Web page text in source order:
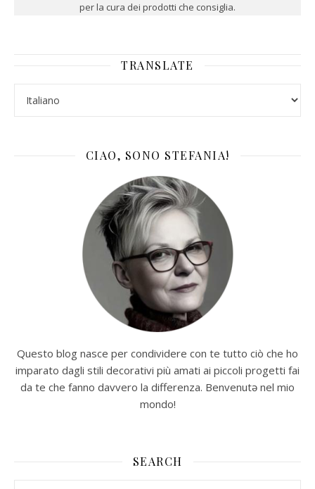
per la cura dei prodotti che consiglia.
TRANSLATE
CIAO, SONO STEFANIA!
Questo blog nasce per condividere con te tutto ciò che ho
imparato dagli stili decorativi più amati ai piccoli progetti fai
da te che fanno davvero la differenza. Benvenutə nel mio
mondo!
SEARCH